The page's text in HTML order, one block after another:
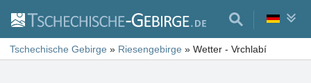
Tschechische Gebirge » Riesengebirge » Wetter - Vrchlabí